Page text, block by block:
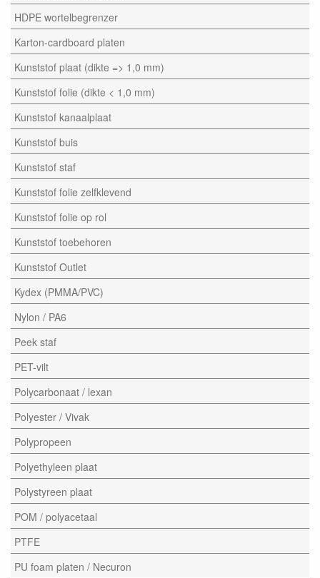
HDPE wortelbegrenzer
Karton-cardboard platen
Kunststof plaat (dikte => 1,0 mm)
Kunststof folie (dikte < 1,0 mm)
Kunststof kanaalplaat
Kunststof buis
Kunststof staf
Kunststof folie zelfklevend
Kunststof folie op rol
Kunststof toebehoren
Kunststof Outlet
Kydex (PMMA/PVC)
Nylon / PA6
Peek staf
PET-vilt
Polycarbonaat / lexan
Polyester / Vivak
Polypropeen
Polyethyleen plaat
Polystyreen plaat
POM / polyacetaal
PTFE
PU foam platen / Necuron